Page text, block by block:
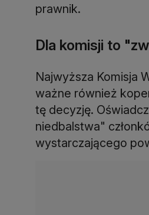
prawnik.
Dla komisji to
Najwyższa Komisja
ważne również
tę decyzję.
niedbalstwa"
wystarczającego